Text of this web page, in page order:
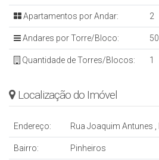
Apartamentos por Andar: 2
Andares por Torre/Bloco: 50
Quantidade de Torres/Blocos: 1
Localização do Imóvel
Endereço: Rua Joaquim Antunes ,
Bairro: Pinheiros